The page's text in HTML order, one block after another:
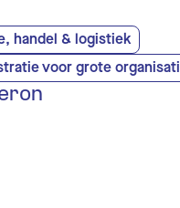
handel & logistiek
voor grote